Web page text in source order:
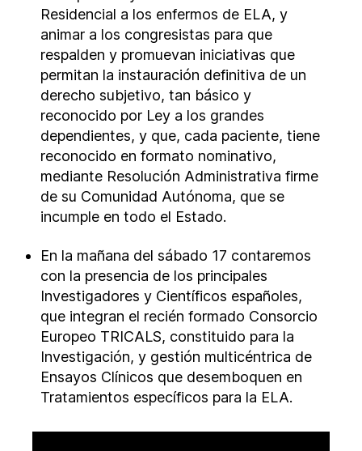
Residencial a los enfermos de ELA, y
animar a los congresistas para que
respalden y promuevan iniciativas que
permitan la instauración definitiva de un
derecho subjetivo, tan básico y
reconocido por Ley a los grandes
dependientes, y que, cada paciente, tiene
reconocido en formato nominativo,
mediante Resolución Administrativa firme
de su Comunidad Autónoma, que se
incumple en todo el Estado.
En la mañana del sábado 17 contaremos
con la presencia de los principales
Investigadores y Científicos españoles,
que integran el recién formado Consorcio
Europeo TRICALS, constituido para la
Investigación, y gestión multicéntrica de
Ensayos Clínicos que desemboquen en
Tratamientos específicos para la ELA.